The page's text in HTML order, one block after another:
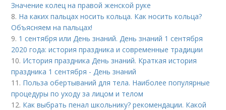
Значение колец на правой женской руке
8. На каких пальцах носить кольца. Как носить кольца?
Объясняем на пальцах!
9. 1 сентября или День знаний. День знаний 1 сентября
2020 года: история праздника и современные традиции
10. История праздника День знаний. Краткая история
праздника 1 сентября - День знаний
11. Польза обертываний для тела. Наиболее популярные
процедуры по уходу за лицом и телом
12. Как выбрать пенал школьнику? рекомендации. Какой